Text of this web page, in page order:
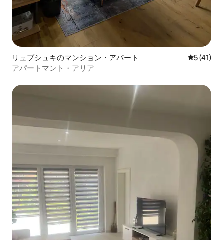
リュブシュキのマンション・アパート レビュー
5 (41)
アパートマント・アリア